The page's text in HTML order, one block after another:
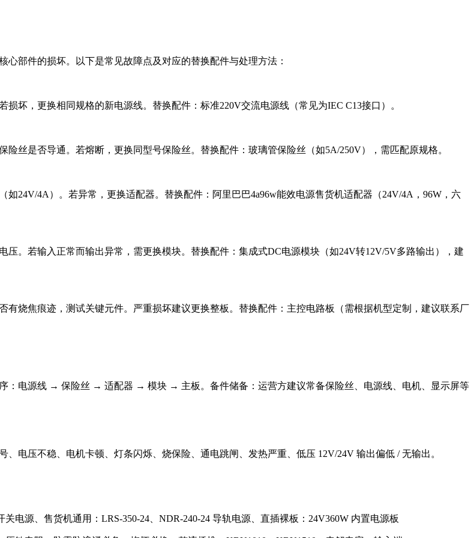
部件的损坏。以下是常见故障点及对应的替换配件与处理方法：
损坏，更换相同规格的新电源线。 ‌替换配件‌：标准220V交流电源线（常见为IEC C13接口）。
险丝是否导通。若熔断，更换同型号保险丝。 ‌替换配件‌：玻璃管保险丝（如5A/250V），需匹配原规格。
如24V/4A）。若异常，更换适配器。 ‌替换配件‌： 阿里巴巴4a96w能效电源售货机适配器（24V/4A，96W，六
压。若输入正常而输出异常，需更换模块。 ‌替换配件‌：集成式DC电源模块（如24V转12V/5V多路输出），建
有烧焦痕迹，测试关键元件。严重损坏建议更换整板。 ‌替换配件‌：主控电路板（需根据机型定制，建议联系厂
：电源线 → 保险丝 → 适配器 → 模块 → 主板。 ‌备件储备‌：运营方建议常备保险丝、电源线、电机、显示屏等
电压不稳、电机卡顿、灯条闪烁、烧保险、通电跳闸、发热严重、低压 12V/24V 输出偏低 / 无输出。
电源、售货机通用：LRS-350-24、NDR-240-24 导轨电源、直插裸板：24V360W 内置电源板